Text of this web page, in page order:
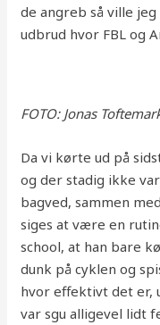
de angreb så ville
udbrud hvor FBL og
FOTO: Jonas
Da vi kørte ud på
og der stadig ikke
bagved, sammen
siges at være en
school, at han bare
dunk på cyklen og
hvor effektivt det er,
var sgu alligevel lidt